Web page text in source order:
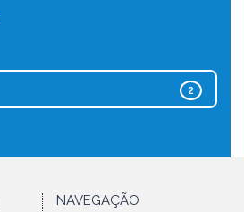
2
NAVEGAÇÃO